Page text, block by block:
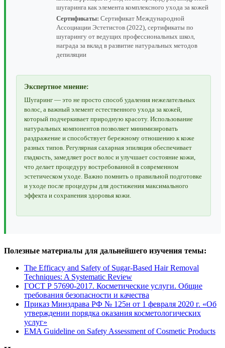
шугаринга как элемента комплексного ухода за кожей
Сертификаты: Сертификат Международной
Ассоциации Эстетистов (2022), сертификаты по
шугарингу от ведущих профессиональных школ,
награда за вклад в развитие натуральных методов
депиляции
Экспертное мнение:
Шугаринг — это не просто способ удаления нежелательных
волос, а важный элемент естественного ухода за кожей,
который подчеркивает природную красоту. Использование
натуральных компонентов позволяет минимизировать
раздражение и способствует бережному отношению к коже
разных типов. Регулярная сахарная эпиляция обеспечивает
гладкость, замедляет рост волос и улучшает состояние кожи,
что делает процедуру востребованной в современном
эстетическом уходе. Важно помнить о правильной подготовке
и уходе после процедуры для достижения максимального
эффекта и сохранения здоровья кожи.
Полезные материалы для дальнейшего изучения темы:
The Efficacy and Safety of Sugar-Based Hair Removal
Techniques: A Systematic Review
ГОСТ Р 57690-2017. Косметические услуги. Общие
требования безопасности и качества
Приказ Минздрава РФ № 125н от 1 февраля 2020 г. «Об
утверждении порядка оказания косметологических
услуг»
EMA Guideline on Safety Assessment of Cosmetic Products